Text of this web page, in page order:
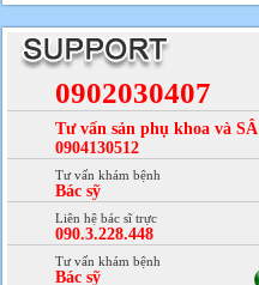
0902030407
Tư vấn sản phụ khoa và SÂ
0904130512
Tư vấn khám bệnh
Bác sỹ
Liên hệ bác sĩ trực
090.3.228.448
Tư vấn khám bệnh
Bác sỹ